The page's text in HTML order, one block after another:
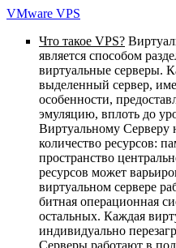
VMware VPS
Что такое VPS?
является способом
виртуальные серверы.
выделенный сервер,
особенности,
эмуляцию, вплоть до
Виртуальному Серверу
количество ресурсов:
пространство центральн
ресурсов может
виртуальном сервере
битная операционная
остальных. Каждая
индивидуально
Серверы работают в